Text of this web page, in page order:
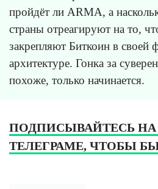
пройдёт ли ARMA, а
страны отреагируют на то,
закрепляют Биткоин в своей
архитектуре. Гонка за
похоже, только начинается.
ПОДПИСЫВАЙТЕСЬ
ТЕЛЕГРАМЕ, ЧТОБЫ